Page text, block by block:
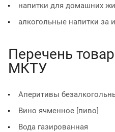
напитки для домашних
алкогольные напитки за
Перечень
МКТУ
Аперитивы
Вино ячменное [пиво]
Вода газированная